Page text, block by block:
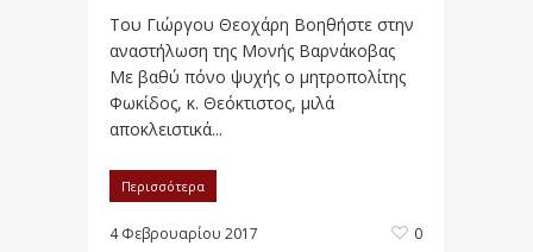
Του Γιώργου Θεοχάρη Βοηθήστε στην
αναστήλωση της Μονής Βαρνάκοβας
Με βαθύ πόνο ψυχής ο μητροπολίτης
Φωκίδος, κ. Θεόκτιστος, μιλά
αποκλειστικά...
Περισσότερα
4 Φεβρουαρίου 2017 0